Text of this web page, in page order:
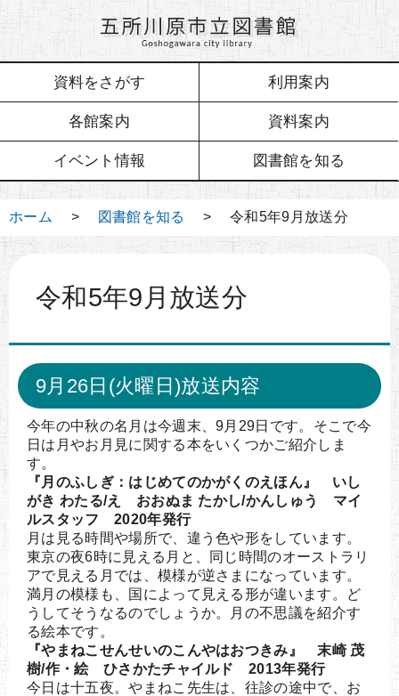
資料をさがす 利用案内
各館案内 資料案内
イベント情報 図書館を知る
ホーム > 図書館を知る > 令和5年9月放送分
令和5年9月放送分
9月26日(火曜日)放送内容
今年の中秋の名月は今週末、9月29日です。そこで今
日は月やお月見に関する本をいくつかご紹介しま
す。
『月のふしぎ：はじめてのかがくのえほん』 いし
がき わたる/え おおぬま たかし/かんしゅう マイ
ルスタッフ 2020年発行
月は見る時間や場所で、違う色や形をしています。
東京の夜6時に見える月と、同じ時間のオーストラリ
アで見える月では、模様が逆さまになっています。
満月の模様も、国によって見える形が違います。ど
うしてそうなるのでしょうか。月の不思議を紹介す
る絵本です。
『やまねこせんせいのこんやはおつきみ』 末崎 茂
樹/作・絵 ひさかたチャイルド 2013年発行
今日は十五夜。やまねこ先生は、往診の途中で、お